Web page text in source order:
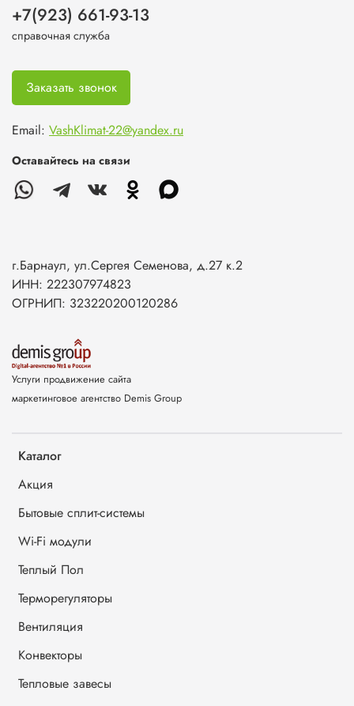
Каталог
Акция
Бытовые сплит-системы
Wi-Fi модули
Теплый Пол
Терморегуляторы
Вентиляция
Конвекторы
Тепловые завесы
+7(923) 661-93-13
справочная служба
Заказать звонок
Email: VashKlimat-22@yandex.ru
Оставайтесь на связи
г.Барнаул, ул.Сергея Семенова, д.27 к.2
ИНН: 222307974823
ОГРНИП: 323220200120286
Услуги продвижение сайта
маркетинговое агентство Demis Group